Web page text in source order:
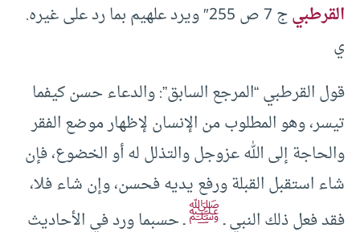
القرطبيج 7 ص 255″ ويرد علهيم بما رد على غيره.
ي
قول القرطبي “المرجع السابق”: والدعاء حسن كيفما
تيسر، وهو المطلوب من الإنسان لإظهار موضع الفقر
والحاجة إلى الله عزوجل والتذلل له أو الخضوع، فإن
شاء استقبل القبلة ورفع يديه فحسن، وإن شاء فلا،
فقد فعل ذلك النبي ـﷺـ حسبما ورد في الأحاديث